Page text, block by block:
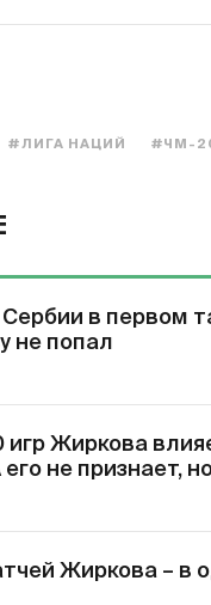
#ЛИГА НАЦИЙ #ЧМ-
в первом
не попал
игр Жиркова
не признает,
Жиркова – в